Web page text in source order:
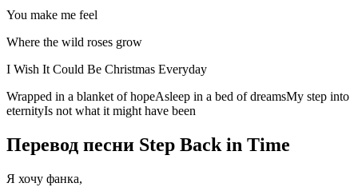
You make me feel
Where the wild roses grow
I Wish It Could Be Christmas Everyday
Wrapped in a blanket of hopeAsleep in a bed of dreamsMy step into
eternityIs not what it might have been
Перевод песни Step Back in Time
Я хочу фанка,